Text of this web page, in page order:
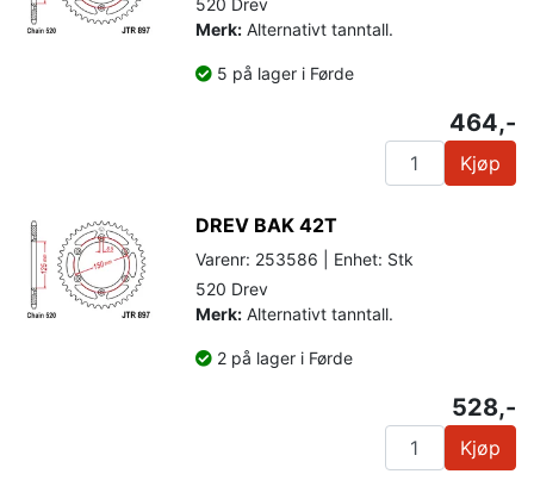
Merk: Alternativt tanntall.
5 på lager i Førde
464,-
Kjøp
DREV BAK 42T
Varenr: 253586 | Enhet: Stk
520 Drev
Merk: Alternativt tanntall.
2 på lager i Førde
528,-
Kjøp